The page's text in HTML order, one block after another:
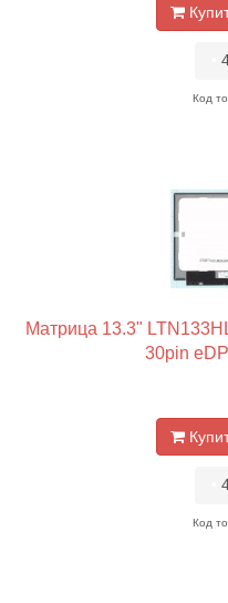
Код
Матрица 13.3"
30pin
Код